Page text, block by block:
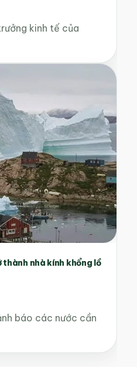
kinh tế của
nhà kính khổng lồ
báo các nước cần